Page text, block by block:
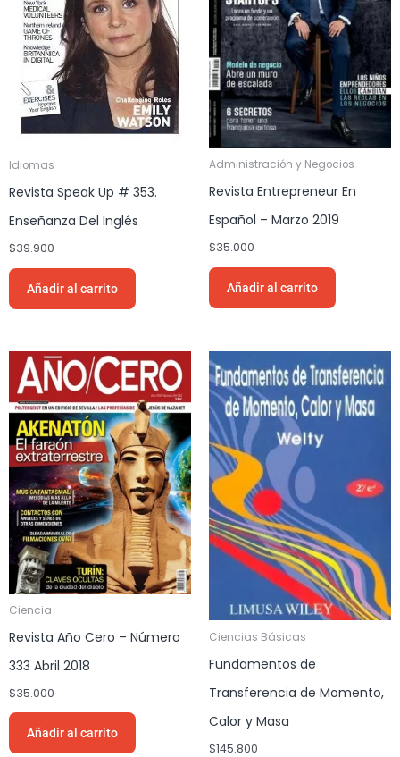
Idiomas
Revista Speak Up # 353.
Enseñanza Del Inglés
$39.900
Añadir al carrito
Administración y Negocios
Revista Entrepreneur En
Español – Marzo 2019
$35.000
Añadir al carrito
Ciencia
Revista Año Cero – Número
333 Abril 2018
$35.000
Añadir al carrito
Ciencias Básicas
Fundamentos de
Transferencia de Momento,
Calor y Masa
$145.800